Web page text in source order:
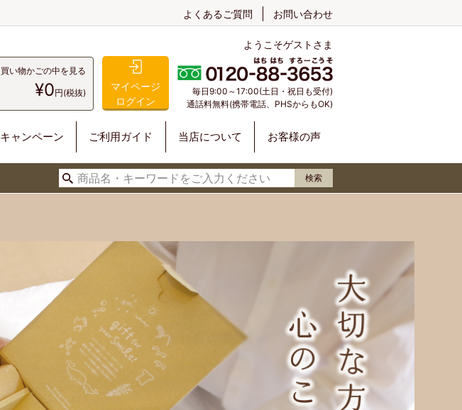
よくあるご質問 お問い合わせ
ようこそゲストさま
買い物かごの中を見る
¥0円(税抜)
マイページ
ログイン
毎日9:00～17:00(土日・祝日も受付)
通話料無料(携帯電話、PHSからもOK)
キャンペーン ご利用ガイド 当店について お客様の声
検索